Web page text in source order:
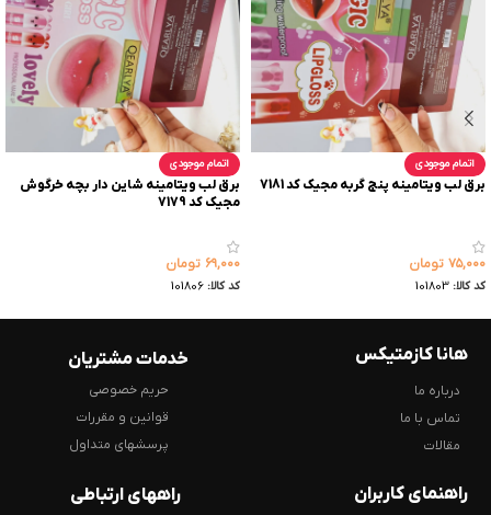
اتمام موجودی
برق لب ویتامینه پنج گربه مجیک کد 7181
۷۵,۰۰۰ تومان
کد کالا: 101803
اتمام موجودی
برق لب ویتامینه شاین دار بچه خرگوش
مجیک کد 7179
۶۹,۰۰۰ تومان
کد کالا: 101806
هانا کازمتیکس
درباره ما
تماس با ما
مقالات
خدمات مشتریان
حریم خصوصی
قوانین و مقررات
پرسشهای متداول
راهنمای کاربران راههای ارتباطی